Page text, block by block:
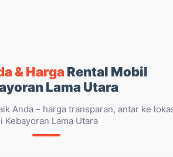
& Harga Rental Mobil
Lama Utara
Anda – harga transparan, antar ke
Kebayoran Lama Utara